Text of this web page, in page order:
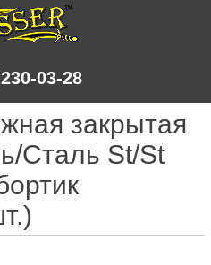
03-28
закрытая
Сталь St/St